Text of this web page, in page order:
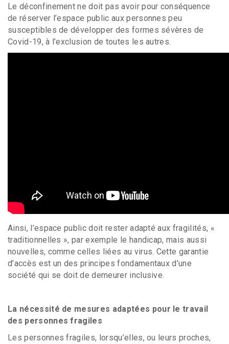
Le déconfinement ne doit pas avoir pour conséquence
de réserver l’espace public aux personnes peu
susceptibles de développer des formes sévères de
Covid-19, à l’exclusion de toutes les autres.
Ainsi, l’espace public doit rester adapté aux fragilités, «
traditionnelles », par exemple le handicap, mais aussi
nouvelles, comme celles liées au virus. Cette garantie
d’accès est un des principes fondamentaux d’une
société qui se doit de demeurer inclusive.
La nécessité de mesures adaptées pour le travail
des personnes fragiles
Les personnes fragiles, lorsqu’elles, ou leurs proches,